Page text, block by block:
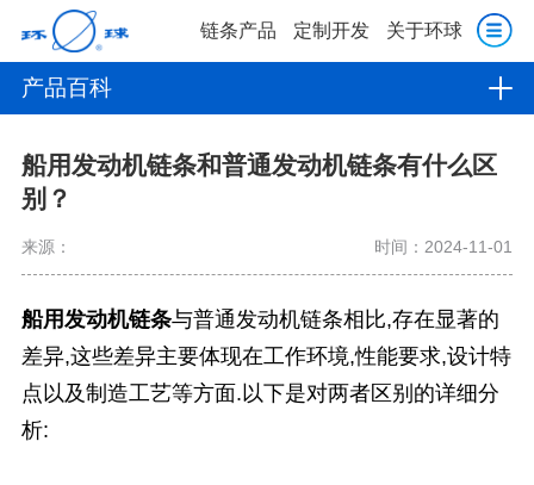
链条产品 定制开发 关于环球
产品百科
船用发动机链条和普通发动机链条有什么区
别？
来源： 时间：2024-11-01
船用发动机链条与普通发动机链条相比,存在显著的
差异,这些差异主要体现在工作环境,性能要求,设计特
点以及制造工艺等方面.以下是对两者区别的详细分
析: